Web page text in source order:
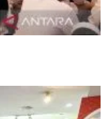
sebagai Lebaran